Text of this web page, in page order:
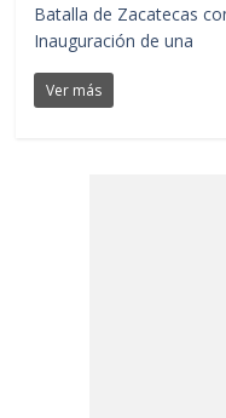
Batalla de Zacatecas
Inauguración de una
Ver más